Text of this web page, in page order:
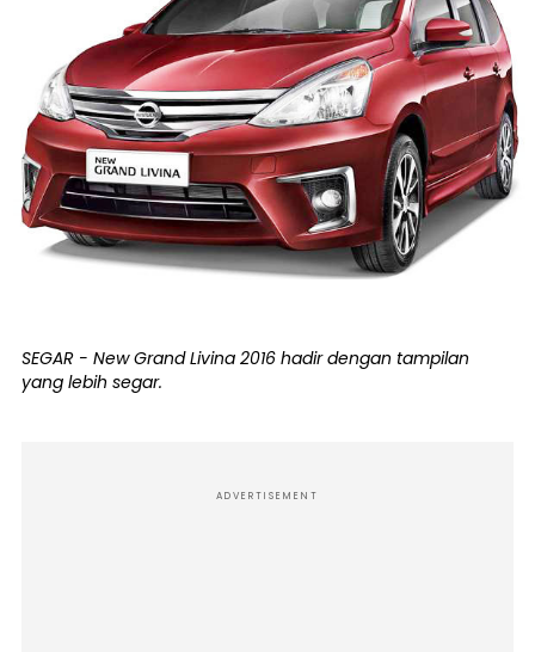
SEGAR - New Grand Livina 2016 hadir dengan tampilan
yang lebih segar.
ADVERTISEMENT